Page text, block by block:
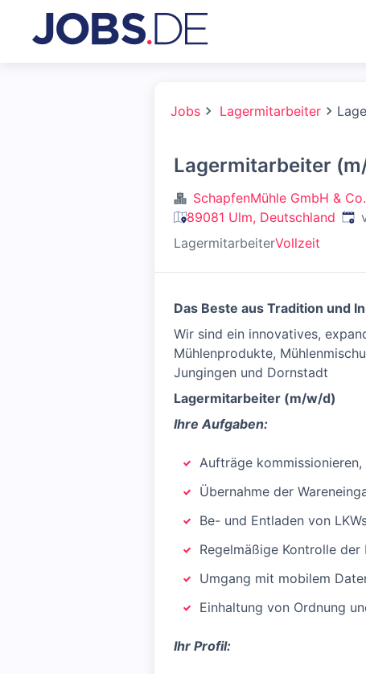
Jobs Lagermitarbeiter
Lagermitarbeiter
SchapfenMühle GmbH &
89081 Ulm, Deutschland
LagermitarbeiterVollzeit
Das Beste aus Tradition und
Wir sind ein innovatives,
Mühlenprodukte,
Jungingen und Dornstadt
Lagermitarbeiter (m/w/d)
Ihre Aufgaben:
Aufträge
Übernahme der
Be- und Entladen von
Regelmäßige Kontrolle der
Umgang mit mobilem
Einhaltung von Ordnung
Ihr Profil: